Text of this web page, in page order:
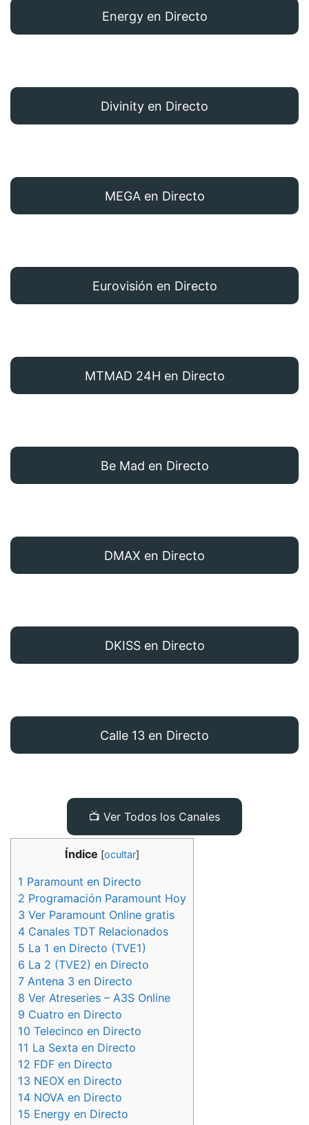
Energy en Directo
Divinity en Directo
MEGA en Directo
Eurovisión en Directo
MTMAD 24H en Directo
Be Mad en Directo
DMAX en Directo
DKISS en Directo
Calle 13 en Directo
📺 Ver Todos los Canales
Índice [ocultar]
1 Paramount en Directo
2 Programación Paramount Hoy
3 Ver Paramount Online gratis
4 Canales TDT Relacionados
5 La 1 en Directo (TVE1)
6 La 2 (TVE2) en Directo
7 Antena 3 en Directo
8 Ver Atreseries – A3S Online
9 Cuatro en Directo
10 Telecinco en Directo
11 La Sexta en Directo
12 FDF en Directo
13 NEOX en Directo
14 NOVA en Directo
15 Energy en Directo